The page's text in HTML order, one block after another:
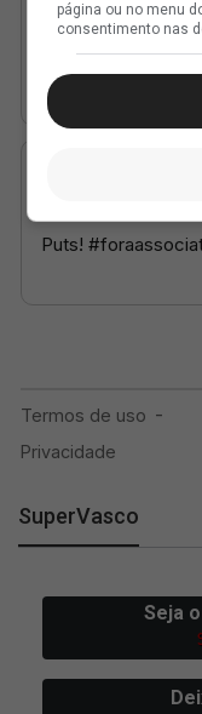
SuperVasco
página ou no menu
consentimento nas